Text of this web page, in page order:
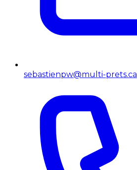
sebastienpw@multi-prets.ca